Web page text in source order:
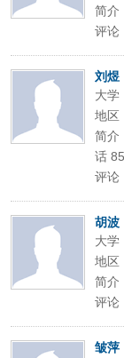
简介
评论
刘煜
大学
地区
简介
话
评论
胡波
大学
地区
简介
评论
皱萍